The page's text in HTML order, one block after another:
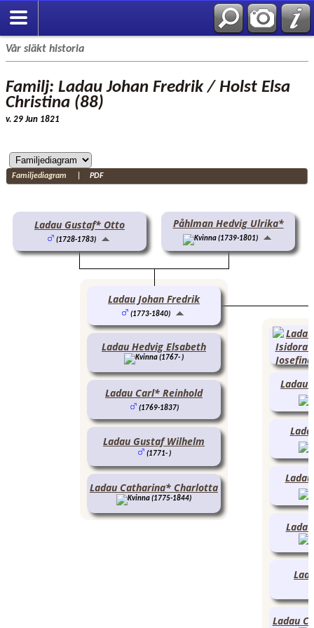
Vår släkt historia
Familj: Ladau Johan Fredrik / Holst Elsa
Christina (88)
v. 29 Jun 1821
Familjediagram |PDF
Ladau Gustaf* Otto
(1728-1783)
Påhlman Hedvig Ulrika*
(1739-1801)
Ladau Hedvig Elsabeth
(1767- )
Ladau Carl* Reinhold
(1769-1837)
Ladau Gustaf Wilhelm
(1771- )
Ladau Catharina* Charlotta
(1775-1844)
Ladau Johan Fredrik
(1773-1840)
Ladau
Ladau